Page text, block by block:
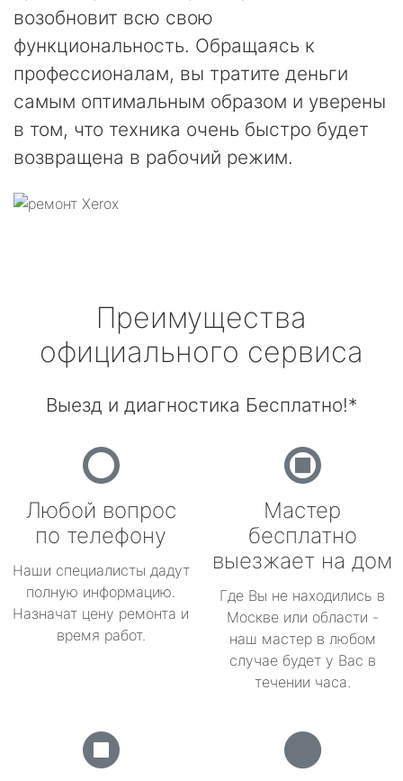
возобновит всю свою
функциональность. Обращаясь к
профессионалам, вы тратите деньги
самым оптимальным образом и уверены
в том, что техника очень быстро будет
возвращена в рабочий режим.
Преимущества
официального сервиса
Выезд и диагностика Бесплатно!*
Любой вопрос
по телефону
Наши специалисты дадут
полную информацию.
Назначат цену ремонта и
время работ.
Мастер
бесплатно
выезжает на дом
Где Вы не находились в
Москве или области -
наш мастер в любом
случае будет у Вас в
течении часа.